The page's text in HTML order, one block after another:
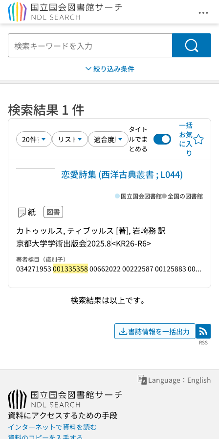
メ
検索
絞り込み条件
検索結果 1 件
タイト
ルでま
とめる
一括
お気
に入
り
恋愛詩集 (西洋古典叢書 ; L044)
紙 図書
カトゥッルス, ティブッルス [著], 岩崎務 訳
京都大学学術出版会2025.8<KR26-R6>
国立国会図書館 全国の図書館
著者標目（識別子）
034271953 001335358 00662022 00222587 00125883 00...
検索結果は以上です。
書誌情報を一括出力 RSS
RSS
Language：English
資料にアクセスするための手段
インターネットで資料を読む